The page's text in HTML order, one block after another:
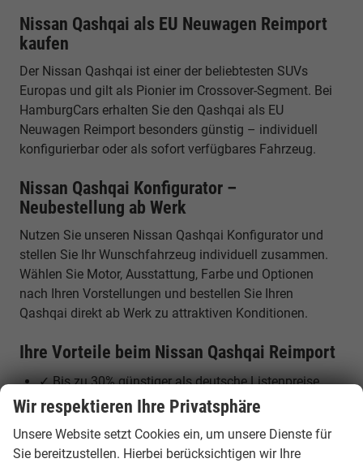
Nissan Qashqai als EU Neuwagen Reimport
kaufen
Der Nissan Qashqai ist einer der beliebtesten SUVs
Europas und gilt als Pionier im Crossover-Segment. Bei
HamburgCars erhalten Sie den Qashqai als EU
Neuwagen Reimport besonders günstig – individuell
konfigurierbar oder als sofort verfügbares Fahrzeug.
Nissan Qashqai Konfigurator –
Neubestellung ab Werk
Nutzen Sie unseren Nissan Qashqai Konfigurator und
stellen Sie Ihr Wunschfahrzeug individuell zusammen.
Wählen Sie Motor, Ausstattung, Farbe und Optionen
nach Ihren Vorstellungen und bestellen Sie Ihren
Qashqai direkt ab Werk zu attraktiven Konditionen.
Ihre Vorteile beim Nissan Qashqai Reimport
✓ Bis zu 30% günstiger als deutsche Listenpreise
✓ Volle Herstellergarantie in Europa
✓ Hoher Komfort & umfangreiche Ausstattung
Wir respektieren Ihre Privatsphäre
Unsere Website setzt Cookies ein, um unsere Dienste für
Sie bereitzustellen. Hierbei berücksichtigen wir Ihre